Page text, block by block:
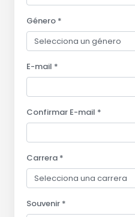
Género *
E-mail *
Confirmar E-mail *
Carrera *
Souvenir *